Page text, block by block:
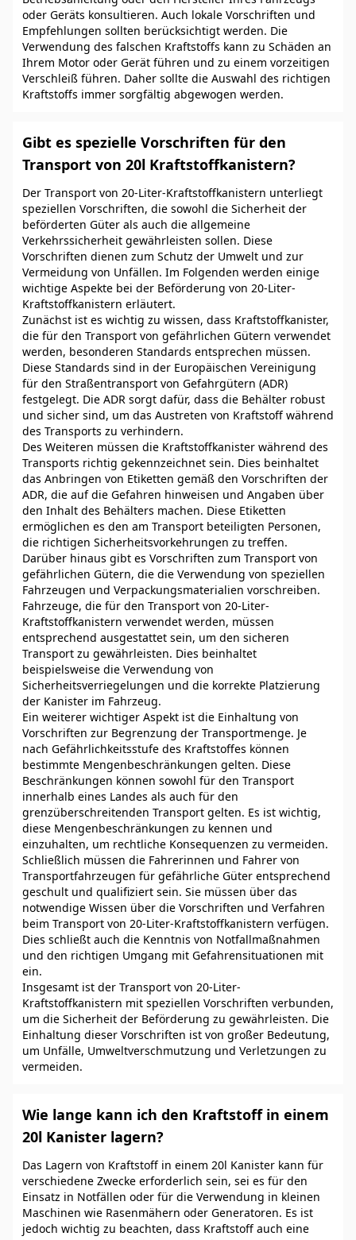
oder Geräts konsultieren. Auch lokale Vorschriften und
Empfehlungen sollten berücksichtigt werden. Die
Verwendung des falschen Kraftstoffs kann zu Schäden an
Ihrem Motor oder Gerät führen und zu einem vorzeitigen
Verschleiß führen. Daher sollte die Auswahl des richtigen
Kraftstoffs immer sorgfältig abgewogen werden.
Gibt es spezielle Vorschriften für den
Transport von 20l Kraftstoffkanistern?
Der Transport von 20-Liter-Kraftstoffkanistern unterliegt
speziellen Vorschriften, die sowohl die Sicherheit der
beförderten Güter als auch die allgemeine
Verkehrssicherheit gewährleisten sollen. Diese
Vorschriften dienen zum Schutz der Umwelt und zur
Vermeidung von Unfällen. Im Folgenden werden einige
wichtige Aspekte bei der Beförderung von 20-Liter-
Kraftstoffkanistern erläutert.
Zunächst ist es wichtig zu wissen, dass Kraftstoffkanister,
die für den Transport von gefährlichen Gütern verwendet
werden, besonderen Standards entsprechen müssen.
Diese Standards sind in der Europäischen Vereinigung
für den Straßentransport von Gefahrgütern (ADR)
festgelegt. Die ADR sorgt dafür, dass die Behälter robust
und sicher sind, um das Austreten von Kraftstoff während
des Transports zu verhindern.
Des Weiteren müssen die Kraftstoffkanister während des
Transports richtig gekennzeichnet sein. Dies beinhaltet
das Anbringen von Etiketten gemäß den Vorschriften der
ADR, die auf die Gefahren hinweisen und Angaben über
den Inhalt des Behälters machen. Diese Etiketten
ermöglichen es den am Transport beteiligten Personen,
die richtigen Sicherheitsvorkehrungen zu treffen.
Darüber hinaus gibt es Vorschriften zum Transport von
gefährlichen Gütern, die die Verwendung von speziellen
Fahrzeugen und Verpackungsmaterialien vorschreiben.
Fahrzeuge, die für den Transport von 20-Liter-
Kraftstoffkanistern verwendet werden, müssen
entsprechend ausgestattet sein, um den sicheren
Transport zu gewährleisten. Dies beinhaltet
beispielsweise die Verwendung von
Sicherheitsverriegelungen und die korrekte Platzierung
der Kanister im Fahrzeug.
Ein weiterer wichtiger Aspekt ist die Einhaltung von
Vorschriften zur Begrenzung der Transportmenge. Je
nach Gefährlichkeitsstufe des Kraftstoffes können
bestimmte Mengenbeschränkungen gelten. Diese
Beschränkungen können sowohl für den Transport
innerhalb eines Landes als auch für den
grenzüberschreitenden Transport gelten. Es ist wichtig,
diese Mengenbeschränkungen zu kennen und
einzuhalten, um rechtliche Konsequenzen zu vermeiden.
Schließlich müssen die Fahrerinnen und Fahrer von
Transportfahrzeugen für gefährliche Güter entsprechend
geschult und qualifiziert sein. Sie müssen über das
notwendige Wissen über die Vorschriften und Verfahren
beim Transport von 20-Liter-Kraftstoffkanistern verfügen.
Dies schließt auch die Kenntnis von Notfallmaßnahmen
und den richtigen Umgang mit Gefahrensituationen mit
ein.
Insgesamt ist der Transport von 20-Liter-
Kraftstoffkanistern mit speziellen Vorschriften verbunden,
um die Sicherheit der Beförderung zu gewährleisten. Die
Einhaltung dieser Vorschriften ist von großer Bedeutung,
um Unfälle, Umweltverschmutzung und Verletzungen zu
vermeiden.
Wie lange kann ich den Kraftstoff in einem
20l Kanister lagern?
Das Lagern von Kraftstoff in einem 20l Kanister kann für
verschiedene Zwecke erforderlich sein, sei es für den
Einsatz in Notfällen oder für die Verwendung in kleinen
Maschinen wie Rasenmähern oder Generatoren. Es ist
jedoch wichtig zu beachten, dass Kraftstoff auch eine